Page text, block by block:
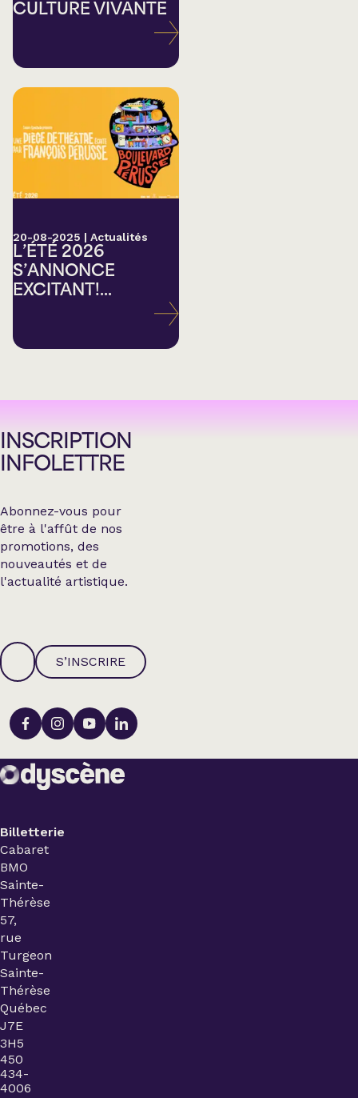
CULTURE VIVANTE
20-08-2025 | Actualités
L’ÉTÉ 2026
S’ANNONCE
EXCITANT!...
INSCRIPTION
INFOLETTRE
Abonnez-vous pour
être à l'affût de nos
promotions, des
nouveautés et de
l'actualité artistique.
S’INSCRIRE
Billetterie
Cabaret
BMO
Sainte-
Thérèse
57,
rue
Turgeon
Sainte-
Thérèse
Québec
J7E
3H5
450
434-
4006